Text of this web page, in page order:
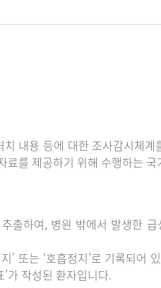
내용 등에 대한 조사감시체
를 제공하기 위해 수행하는
출하여, 병원 밖에서 발생한
또는 ‘호흡정지’로 기록되어
가 작성된 환자입니다.